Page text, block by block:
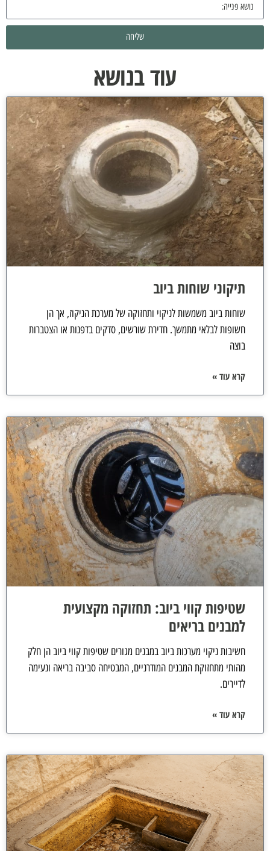
שליחה
עוד בנושא
תיקוני שוחות ביוב
שוחות ביוב משמשות לניקוי ותחזוקה של מערכת הניקוז, אך הן
חשופות לבלאי מתמשך. חדירת שורשים, סדקים בדפנות או הצטברות
בוצה
קרא עוד »
שטיפות קווי ביוב: תחזוקה מקצועית
למבנים בריאים
חשיבות ניקוי מערכות ביוב במבנים מגורים שטיפות קווי ביוב הן חלק
מהותי מתחזוקת המבנים המודרניים, המבטיחה סביבה בריאה ונעימה
לדיירים.
קרא עוד »